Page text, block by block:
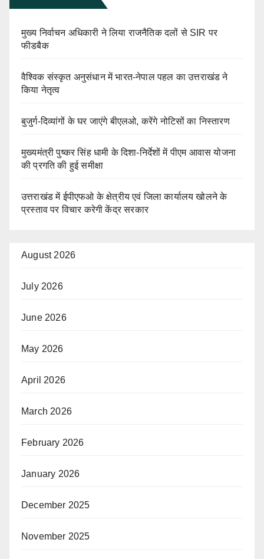
मुख्य निर्वाचन अधिकारी ने लिया राजनैतिक दलों से SIR पर
फीडबैक
वैश्विक संस्कृत अनुसंधान में भारत-नेपाल पहल का उत्तराखंड ने
किया नेतृत्व
बुजुर्ग-दिव्यांगों के घर जाएंगे बीएलओ, करेंगे नोटिसों का निस्तारण
मुख्यमंत्री पुष्कर सिंह धामी के दिशा-निर्देशों में पीएम आवास योजना
की प्रगति की हुई समीक्षा
उत्तराखंड में ईपीएफओ के क्षेत्रीय एवं जिला कार्यालय खोलने के
प्रस्ताव पर विचार करेगी केंद्र सरकार
August 2026
July 2026
June 2026
May 2026
April 2026
March 2026
February 2026
January 2026
December 2025
November 2025